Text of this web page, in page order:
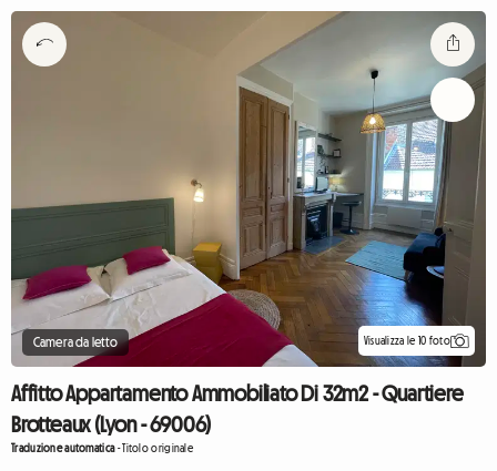
Camera da letto Visualizza le 10 foto
Affitto Appartamento Ammobiliato Di 32m2 - Quartiere
Brotteaux (Lyon - 69006)
Traduzione automatica-Titolo originale